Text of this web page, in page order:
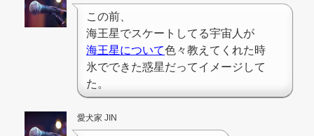
この前、
海王星でスケートしてる宇宙人が
海王星について色々教えてくれた時
氷でできた惑星だってイメージして
た。
愛犬家 JIN